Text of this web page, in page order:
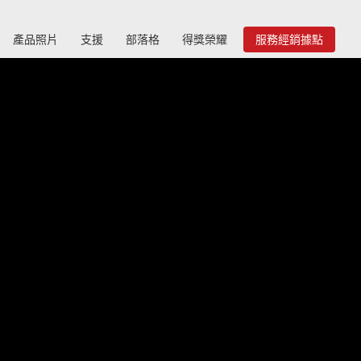
產品照片 支援 部落格 得獎榮耀 服務經銷據點